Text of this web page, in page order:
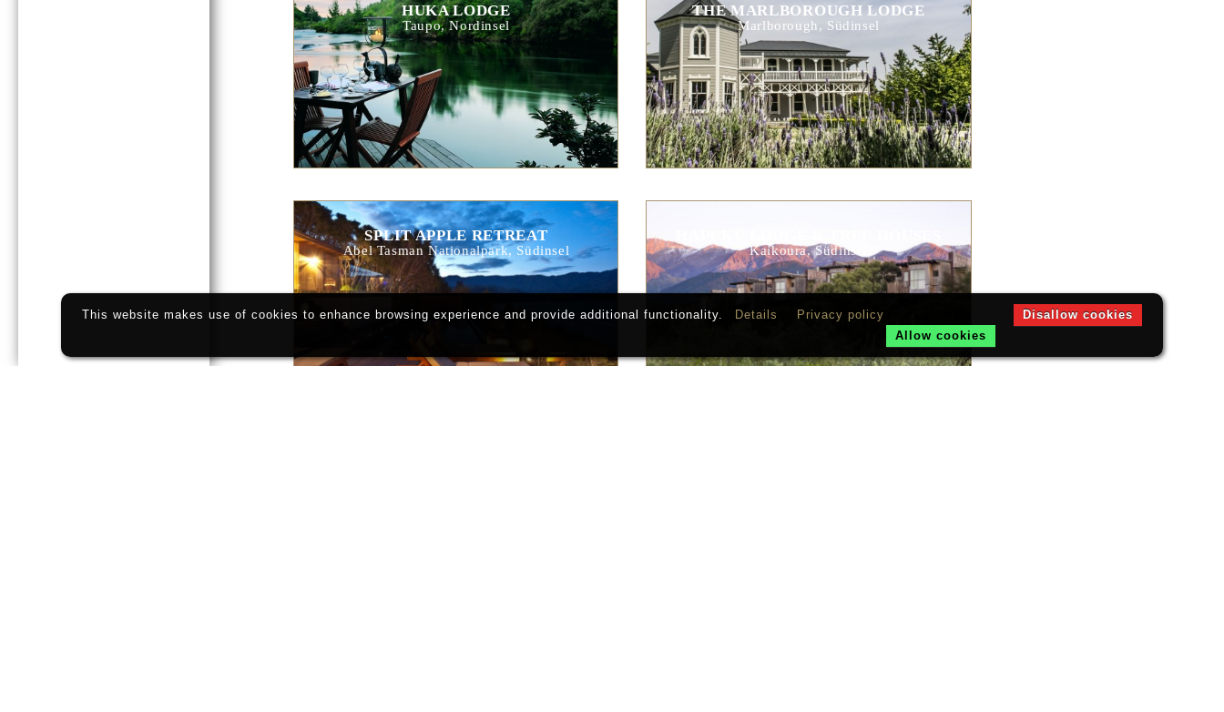
HUKA LODGE
Taupo, Nordinsel
THE MARLBOROUGH LODGE
Marlborough, Südinsel
SPLIT APPLE RETREAT
Abel Tasman Nationalpark, Südinsel Kaikoura, Südinsel
This website makes use of cookies to enhance browsing experience and provide additional functionality. Details Privacy policy
Disallow cookies
Allow cookies